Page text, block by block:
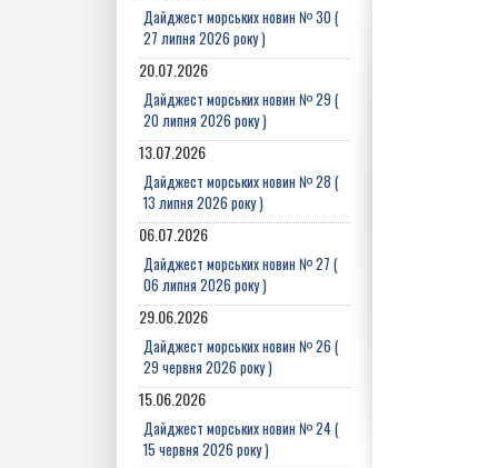
Дайджест морських новин № 30 (
27 липня 2026 року )
20.07.2026
Дайджест морських новин № 29 (
20 липня 2026 року )
13.07.2026
Дайджест морських новин № 28 (
13 липня 2026 року )
06.07.2026
Дайджест морських новин № 27 (
06 липня 2026 року )
29.06.2026
Дайджест морських новин № 26 (
29 червня 2026 року )
15.06.2026
Дайджест морських новин № 24 (
15 червня 2026 року )